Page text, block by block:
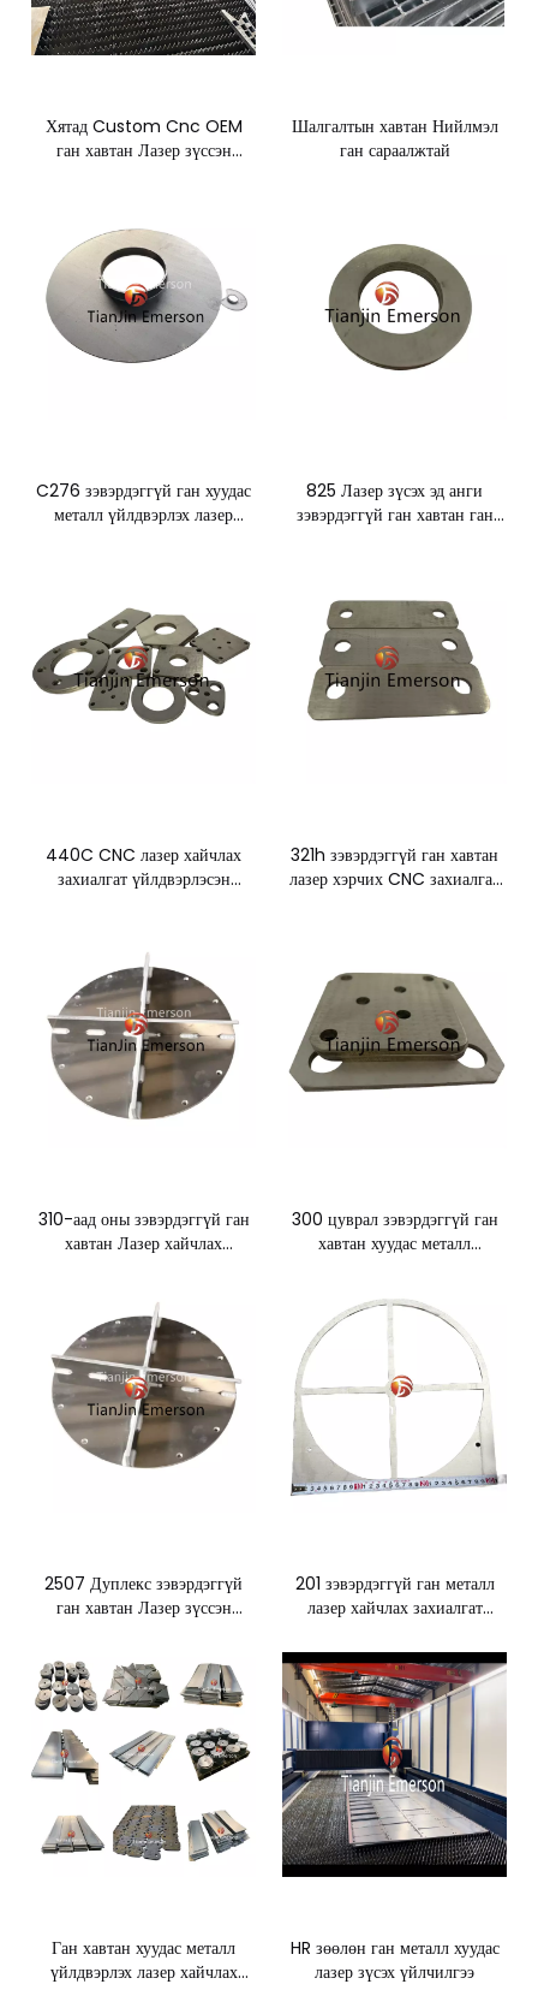
Хятад Custom Cnc OEM
ган хавтан Лазер зүссэн
Шалгалтын хавтан Нийлмэл
ган сараалжтай
C276 зэвэрдэггүй ган хуудас
металл үйлдвэрлэх лазер
825 Лазер зүсэх эд анги
зэвэрдэггүй ган хавтан ган
440C CNC лазер хайчлах
захиалгат үйлдвэрлэсэн
321h зэвэрдэггүй ган хавтан
лазер хэрчих CNC захиалгат
310-аад оны зэвэрдэггүй ган
хавтан Лазер хайчлах
300 цуврал зэвэрдэггүй ган
хавтан хуудас металл
2507 Дуплекс зэвэрдэггүй
ган хавтан Лазер зүссэн
201 зэвэрдэггүй ган металл
лазер хайчлах захиалгат
Ган хавтан хуудас металл
үйлдвэрлэх лазер хайчлах
HR зөөлөн ган металл хуудас
лазер зүсэх үйлчилгээ